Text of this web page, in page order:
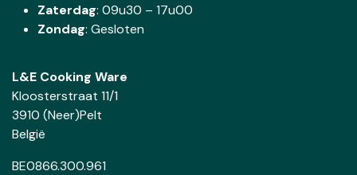
Zaterdag: 09u30 – 17u00
Zondag: Gesloten
L&E Cooking Ware
Kloosterstraat 11/1
3910 (Neer)Pelt
België
BE0866.300.961